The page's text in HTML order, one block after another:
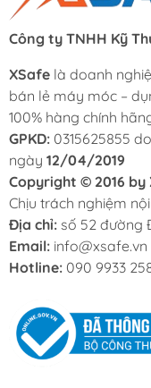
Công ty TNHH Kỹ
XSafe là doanh
bán lẻ máy móc –
100% hàng chính
GPKD: 0315625855
ngày 12/04/2019
Copyright © 2016 by
Chịu trách nghiệm
Địa chỉ: số 52 đường
Email: info@xsafe.vn
Hotline: 090 9933